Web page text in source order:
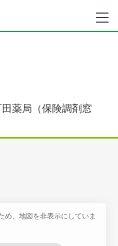
薬局（保険調剤窓
め、地図を非表示にしていま